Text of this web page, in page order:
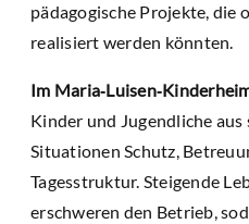
pädagogische Projekte, die
realisiert werden könnten.
Im
Kinder und Jugendliche
Situationen Schutz,
Tagesstruktur. Steigende
erschweren den Betrieb,